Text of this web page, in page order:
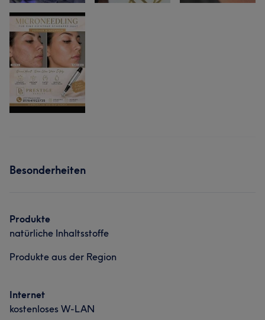
Besonderheiten
Produkte
natürliche Inhaltsstoffe
Produkte aus der Region
Internet
kostenloses W-LAN